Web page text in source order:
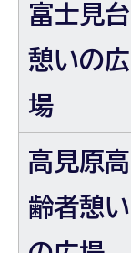
富士見台
憩いの広
場
高見原高
齢者憩い